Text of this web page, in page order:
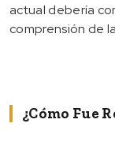
actual debería
comprensión de
¿Cómo Fue